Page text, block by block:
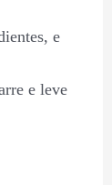
e
e leve